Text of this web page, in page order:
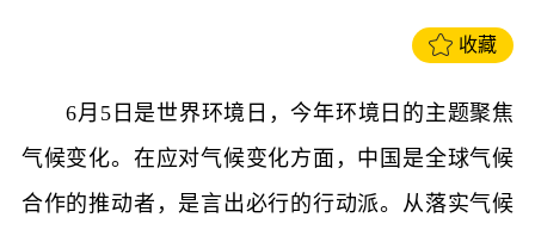
收藏
6月5日是世界环境日，今年环境日的主题聚焦
气候变化。在应对气候变化方面，中国是全球气候
合作的推动者，是言出必行的行动派。从落实气候